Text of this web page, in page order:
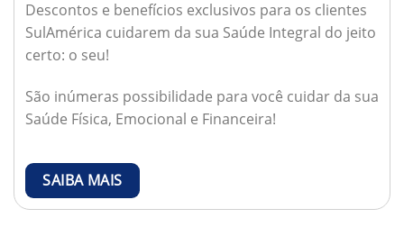
Descontos e benefícios exclusivos para os clientes
SulAmérica cuidarem da sua Saúde Integral do jeito
certo: o seu!
São inúmeras possibilidade para você cuidar da sua
Saúde Física, Emocional e Financeira!
SAIBA MAIS